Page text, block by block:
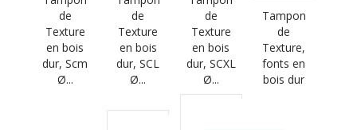
de
Texture
en bois
dur, Scm
Ø...
de
Texture
en bois
dur, SCL
Ø...
de
Texture
en bois
dur, SCXL
Ø...
Tampon
de
Texture,
fonts en
bois dur